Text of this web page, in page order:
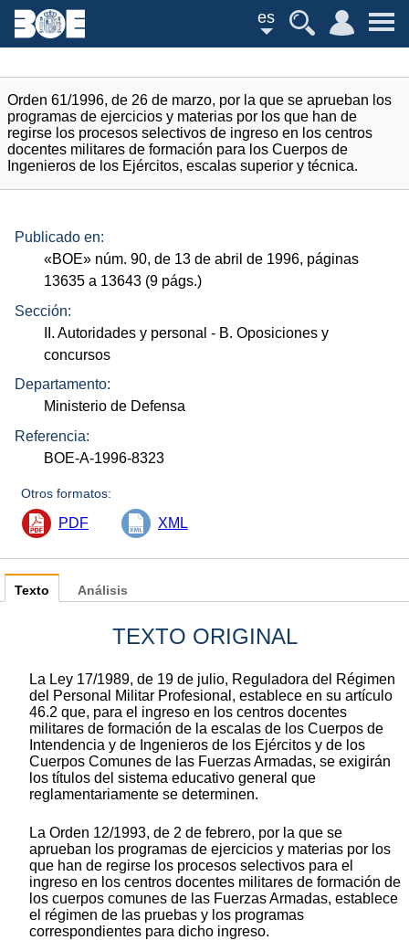
es
Orden 61/1996, de 26 de marzo, por la que se aprueban los
programas de ejercicios y materias por los que han de
regirse los procesos selectivos de ingreso en los centros
docentes militares de formación para los Cuerpos de
Ingenieros de los Ejércitos, escalas superior y técnica.
Publicado en:
«BOE» núm. 90, de 13 de abril de 1996, páginas
13635 a 13643 (9 págs.)
Sección:
II. Autoridades y personal - B. Oposiciones y
concursos
Departamento:
Ministerio de Defensa
Referencia:
BOE-A-1996-8323
Otros formatos:
PDF XML
Texto
TEXTO ORIGINAL
La Ley 17/1989, de 19 de julio, Reguladora del Régimen
del Personal Militar Profesional, establece en su artículo
46.2 que, para el ingreso en los centros docentes
militares de formación de la escalas de los Cuerpos de
Intendencia y de Ingenieros de los Ejércitos y de los
Cuerpos Comunes de las Fuerzas Armadas, se exigirán
los títulos del sistema educativo general que
reglamentariamente se determinen.
La Orden 12/1993, de 2 de febrero, por la que se
aprueban los programas de ejercicios y materias por los
que han de regirse los procesos selectivos para el
ingreso en los centros docentes militares de formación de
los cuerpos comunes de las Fuerzas Armadas, establece
el régimen de las pruebas y los programas
correspondientes para dicho ingreso.
Análisis